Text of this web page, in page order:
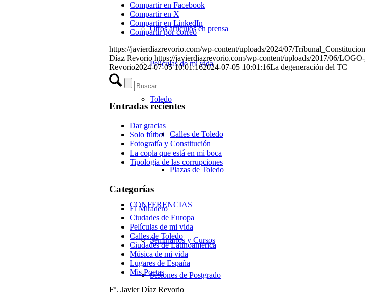
Otros artículos en prensa
Películas de mi vida
Toledo
Calles de Toledo
Plazas de Toledo
CONFERENCIAS
Seminarios y Cursos
Sesiones de Postgrado
Compartir en Facebook
Compartir en X
Compartir en LinkedIn
Compartir por correo
https://javierdiazrevorio.com/wp-content/uploads/2024/07/
Díaz Revorio https://javierdiazrevorio.com/wp-content/uploads/2017/06/
Revorio2024-07-05 10:01:162024-07-05 10:01:16La degeneración del TC
Entradas recientes
Dar gracias
Solo fútbol
Fotografía y Constitución
La copla que está en mi boca
Tipología de las corrupciones
Categorías
El Miradero
Ciudades de Europa
Películas de mi vida
Calles de Toledo
Ciudades de Latinoamérica
Música de mi vida
Lugares de España
Mis Poetas
Fº. Javier Díaz Revorio